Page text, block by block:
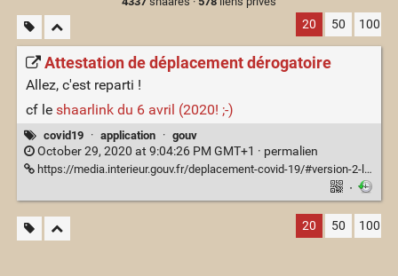
20 50 100
Attestation de déplacement dérogatoire
Allez, c'est reparti !
cf le shaarlink du 6 avril (2020! ;-)
covid19 · application · gouv
October 29, 2020 at 9:04:26 PM GMT+1 · permalien
https://media.interieur.gouv.fr/deplacement-covid-19/#version-2-le-retour
·
20 50 100